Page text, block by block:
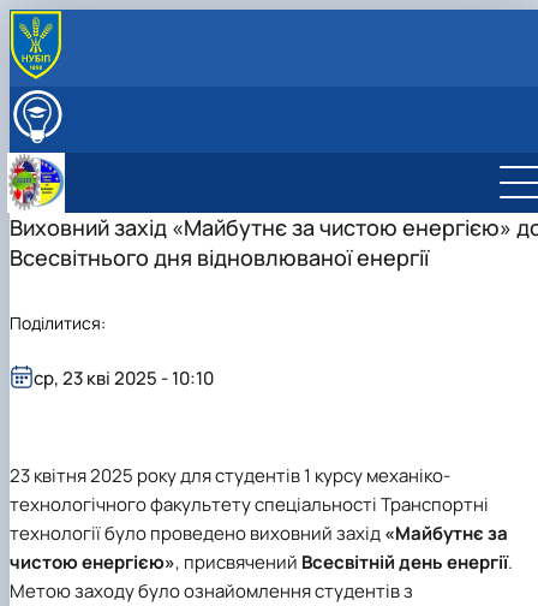
ПРО КАФЕДРУ
Профорієнтаційна робота кафедри
Науково-дослідна лабораторія «Науково-
перекладу»
ОСВІТНІЙ ПРОЦЕС
НАУКОВА РОБОТА
СКЛАД КАФЕДРИ
ГУРТКИ
Студентський науковий гурток "Сучасна
Виховний захід «Майбутнє за чистою енергією»
Всесвітнього дня відновлюваної енергії
23квітня 2025 року для студентів 1 курсумеханіко-
технологічногофакультету спеціальностіТранспортні
технологіїбуло проведено виховний захід«Майбутнє за
чистою енергією», присвячений Всесвітній день енергії.
Метою заходу було ознайомлення студентів з
ср, 23 кві 2025 - 10:10
Поділитися: